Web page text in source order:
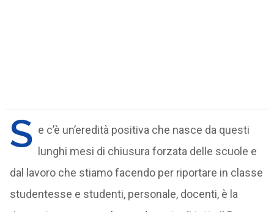
S e c’è un’eredità positiva che nasce da questi
lunghi mesi di chiusura forzata delle scuole e
dal lavoro che stiamo facendo per riportare in classe
studentesse e studenti, personale, docenti, è la